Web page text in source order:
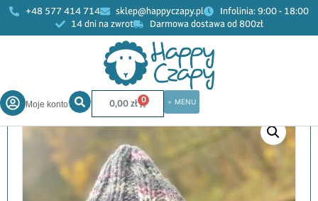
+48 577 414 714 sklep@happyczapy.pl
Infolinia: 9:00 - 18:00
14 dni na zwrot
Darmowa dostawa od 800zł
Moje konto 0,00zł 0
Kobiety » Czapki»Czapka Rozi